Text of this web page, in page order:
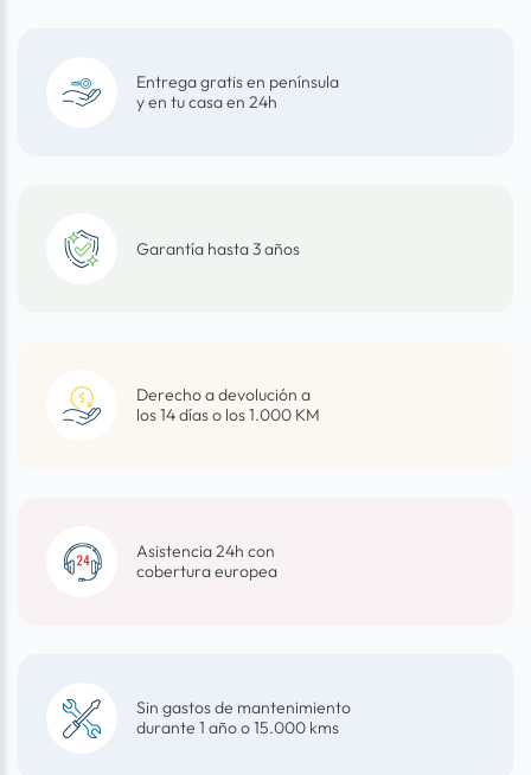
Entrega gratis en península
y en tu casa en 24h
Garantía hasta 3 años
Derecho a devolución a
los 14 días o los 1.000 KM
Asistencia 24h con
cobertura europea
Sin gastos de mantenimiento
durante 1 año o 15.000 kms